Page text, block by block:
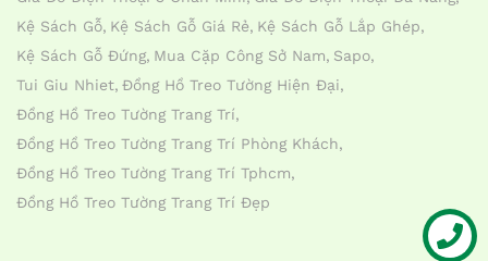
Kệ Sách Gỗ Kệ Sách Gỗ Giá Rẻ Kệ Sách Gỗ Lắp Ghép
Kệ Sách Gỗ Đứng Mua Cặp Công Sở Nam Sapo
Tui Giu Nhiet Đồng Hồ Treo Tường Hiện Đại
Đồng Hồ Treo Tường Trang Trí
Đồng Hồ Treo Tường Trang Trí Phòng Khách
Đồng Hồ Treo Tường Trang Trí Tphcm
Đồng Hồ Treo Tường Trang Trí Đẹp